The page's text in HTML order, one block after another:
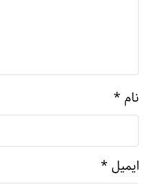
نام *
ایمیل *